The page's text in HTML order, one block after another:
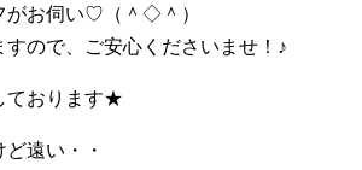
がお伺い♡（＾◇＾）
ので、ご安心くださいませ！♪
ております★
遠い・・